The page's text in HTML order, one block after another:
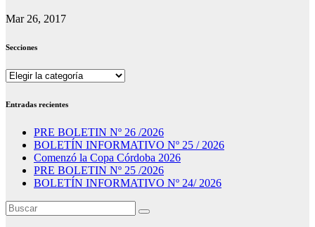
Mar 26, 2017
Secciones
Secciones
Entradas recientes
PRE BOLETIN Nº 26 /2026
BOLETÍN INFORMATIVO Nº 25 / 2026
Comenzó la Copa Córdoba 2026
PRE BOLETIN Nº 25 /2026
BOLETÍN INFORMATIVO Nº 24/ 2026